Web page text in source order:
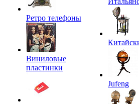
Ретро телефоны
Виниловые
пластинки
Jufeng